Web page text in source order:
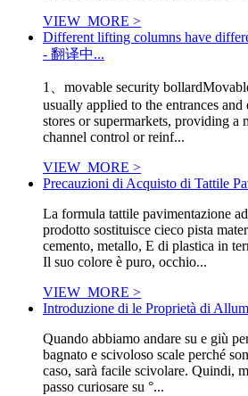
VIEW_MORE >
Different lifting columns have
- 翻译中...
1、movable security
usually applied to the entrances
stores or supermarkets, providing
channel control or reinf...
VIEW_MORE >
Precauzioni di Acquisto di Tattile
La formula tattile pavimentazione
prodotto sostituisce cieco pista
cemento, metallo, E di plastica in
Il suo colore è puro, occhio...
VIEW_MORE >
Introduzione di le Proprietà di
Quando abbiamo andare su e giù
bagnato e scivoloso scale perché
caso, sarà facile scivolare. Quindi,
passo curiosare su °...